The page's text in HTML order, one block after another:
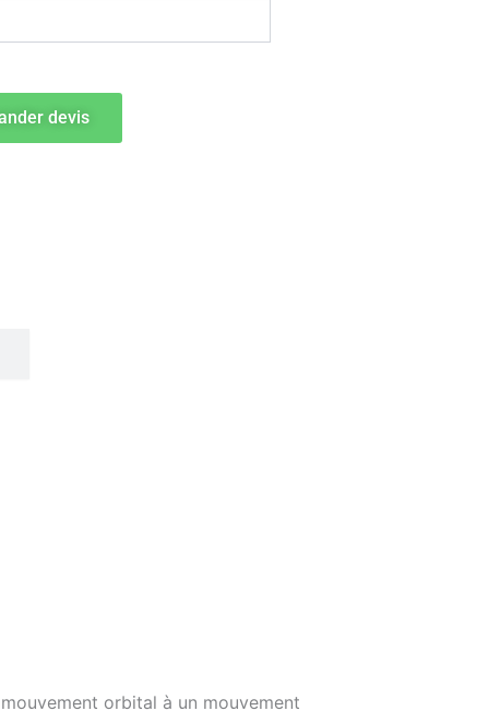
devis
orbital à un mouvement